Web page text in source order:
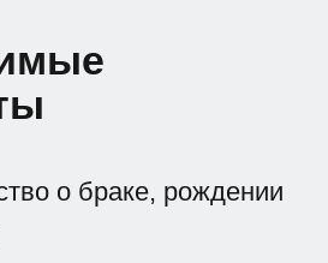
о браке, рождении